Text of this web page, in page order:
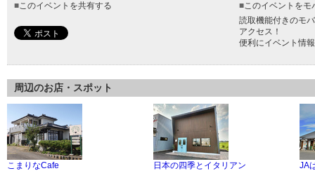
■このイベントを共有する ■このイベントをモ
読取機能付きのモ
アクセス！
便利にイベント情
周辺のお店・スポット
こまりなCafe
日本の四季とイタリアン
JA